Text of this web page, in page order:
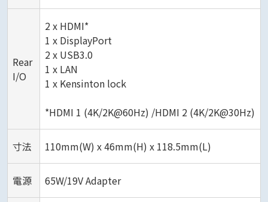
Rear
I/O
2 x HDMI*
1 x DisplayPort
2 x USB3.0
1 x LAN
1 x Kensinton lock
*HDMI 1 (4K/2K@60Hz) /HDMI 2 (4K/2K@30Hz)
寸法 110mm(W) x 46mm(H) x 118.5mm(L)
電源 65W/19V Adapter